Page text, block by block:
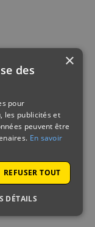
×
des
pour
les publicités et
peuvent être
En savoir
REFUSER TOUT
DÉTAILS